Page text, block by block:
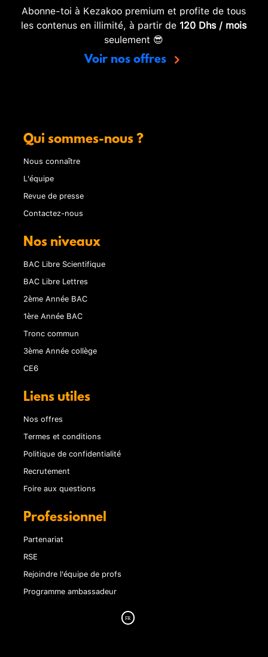
Abonne-toi à Kezakoo premium et profite de tous
les contenus en illimité, à partir de 120 Dhs / mois
seulement 😎
Voir nos offres
Qui sommes-nous ?
Nous connaître
L'équipe
Revue de presse
Contactez-nous
Nos niveaux
BAC Libre Scientifique
BAC Libre Lettres
2ème Année BAC
1ère Année BAC
Tronc commun
3ème Année collège
CE6
Liens utiles
Nos offres
Termes et conditions
Politique de confidentialité
Recrutement
Foire aux questions
Professionnel
Partenariat
RSE
Rejoindre l'équipe de profs
Programme ambassadeur